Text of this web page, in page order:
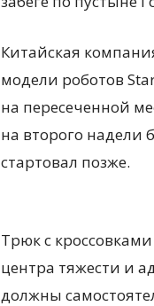
Китайская
модели роботов
на пересеченной
на второго надели
стартовал позже.
Трюк с
центра тяжести и
должны